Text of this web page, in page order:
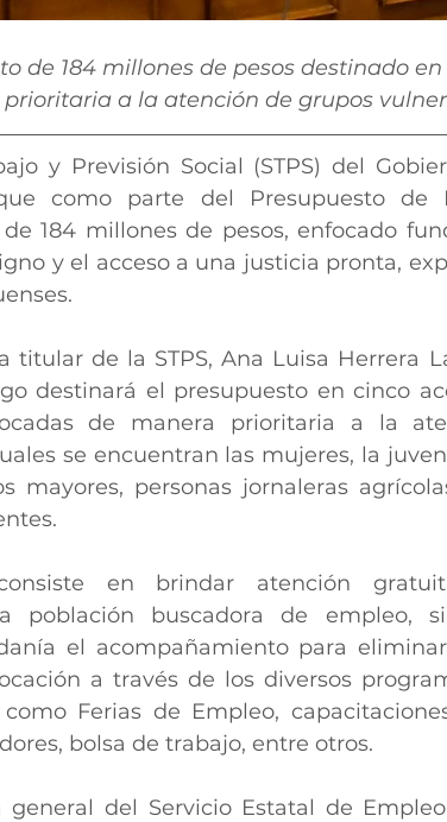
de 184 millones de pesos destinado
a la atención de grupos
y Previsión Social (STPS) del
como parte del Presupuesto de
184 millones de pesos, enfocado
y el acceso a una justicia pronta,
titular de la STPS, Ana Luisa Herrera
destinará el presupuesto en cinco
de manera prioritaria a la
se encuentran las mujeres, la
mayores, personas jornaleras
en brindar atención
población buscadora de empleo,
el acompañamiento para
a través de los diversos
Ferias de Empleo,
bolsa de trabajo, entre otros.
del Servicio Estatal de Empleo